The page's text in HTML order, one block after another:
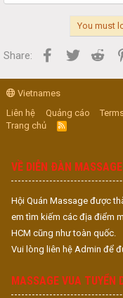
You must
Share: Facebook
Twitter
Vietnames
Liên hệ
Quảng cáo
Trang chủ
R
S
VỀ DIỄN ĐÀN MASSAGE
Hội Quán Massage được
em tìm kiếm các địa điểm
HCM cũng như toàn quốc.
Vui lòng liên hệ Admin để
MASSAGE VUA TUYỂN